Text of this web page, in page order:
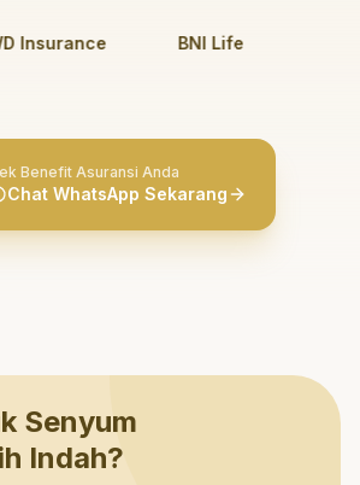
Insurance BNI Life
Benefit Asuransi Anda
Chat WhatsApp Sekarang
Senyum
Indah?